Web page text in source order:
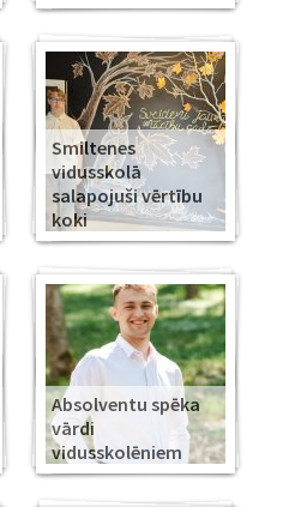
Smiltenes
vidusskolā
salapojuši vērtību
koki
Absolventu spēka
vārdi
vidusskolēniem